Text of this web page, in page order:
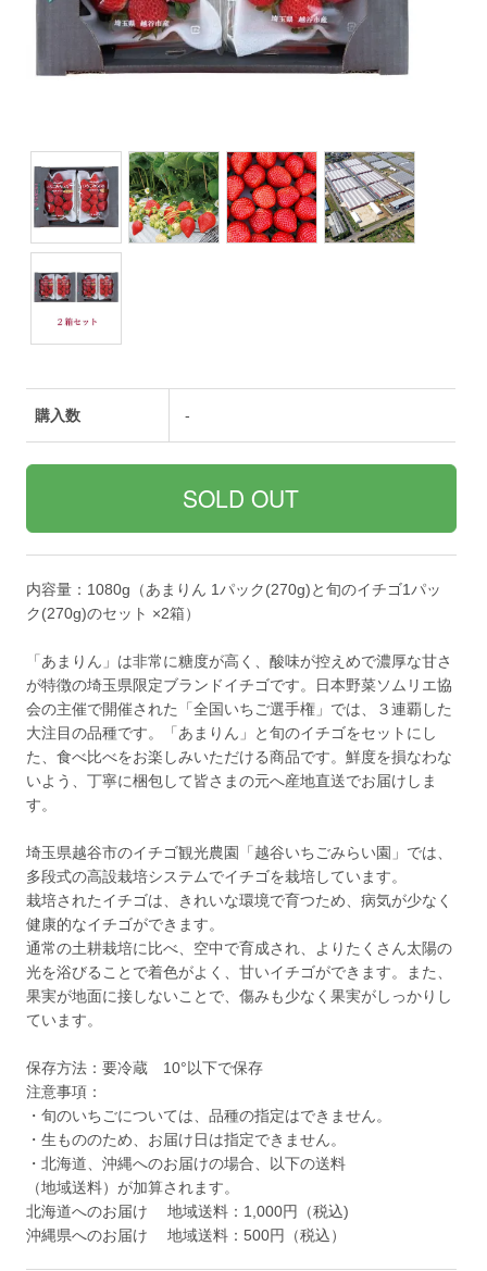
購入数 -
内容量：1080g（あまりん 1パック(270g)と旬のイチゴ1パッ
ク(270g)のセット ×2箱）
「あまりん」は非常に糖度が高く、酸味が控えめで濃厚な甘さ
が特徴の埼玉県限定ブランドイチゴです。日本野菜ソムリエ協
会の主催で開催された「全国いちご選手権」では、３連覇した
大注目の品種です。「あまりん」と旬のイチゴをセットにし
た、食べ比べをお楽しみいただける商品です。鮮度を損なわな
いよう、丁寧に梱包して皆さまの元へ産地直送でお届けしま
す。
埼玉県越谷市のイチゴ観光農園「越谷いちごみらい園」では、
多段式の高設栽培システムでイチゴを栽培しています。
栽培されたイチゴは、きれいな環境で育つため、病気が少なく
健康的なイチゴができます。
通常の土耕栽培に比べ、空中で育成され、よりたくさん太陽の
光を浴びることで着色がよく、甘いイチゴができます。また、
果実が地面に接しないことで、傷みも少なく果実がしっかりし
ています。
保存方法：要冷蔵 10°以下で保存
注意事項：
・旬のいちごについては、品種の指定はできません。
・生もののため、お届け日は指定できません。
・北海道、沖縄へのお届けの場合、以下の送料
（地域送料）が加算されます。
北海道へのお届け 地域送料：1,000円（税込)
沖縄県へのお届け 地域送料：500円（税込）